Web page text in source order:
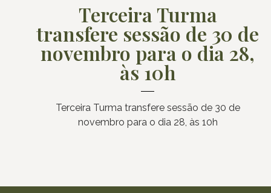
Terceira Turma
transfere sessão de 30 de
novembro para o dia 28,
às 10h
Terceira Turma transfere sessão de 30 de
novembro para o dia 28, às 10h